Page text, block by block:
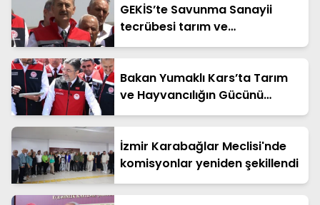
GEKİS’te Savunma Sanayii
tecrübesi tarım ve
hayvancılığa aktarıldı
Bakan Yumaklı Kars’ta Tarım
ve Hayvancılığın Gücünü
Anlattı: Büyükbaş ve Küçükbaş
İzmir Karabağlar Meclisi'nde
komisyonlar yeniden şekillendi